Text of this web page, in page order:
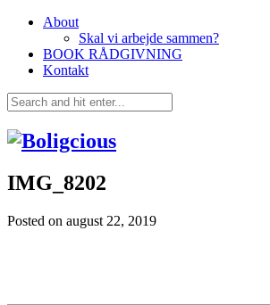
About
Skal vi arbejde sammen?
BOOK RÅDGIVNING
Kontakt
IMG_8202
Posted on august 22, 2019